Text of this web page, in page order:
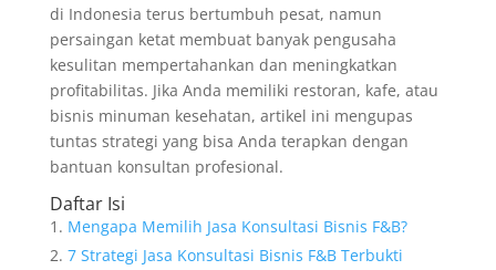
di Indonesia terus bertumbuh pesat, namun
persaingan ketat membuat banyak pengusaha
kesulitan mempertahankan dan meningkatkan
profitabilitas. Jika Anda memiliki restoran, kafe, atau
bisnis minuman kesehatan, artikel ini mengupas
tuntas strategi yang bisa Anda terapkan dengan
bantuan konsultan profesional.
Daftar Isi
Mengapa Memilih Jasa Konsultasi Bisnis F&B?
7 Strategi Jasa Konsultasi Bisnis F&B Terbukti